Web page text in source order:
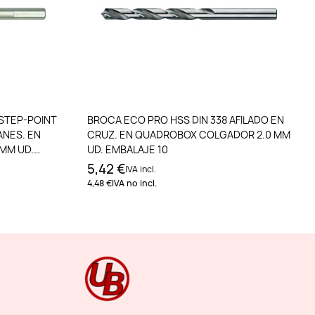
POINT
EN
UD.
Añadir al carrito
BROCA ECO PRO HSS DIN 338 AFILADO EN
CRUZ. EN QUADROBOX COLGADOR 2.0 MM
UD. EMBALAJE 10
5,42 €IVA incl.
4,48 €IVA no incl.